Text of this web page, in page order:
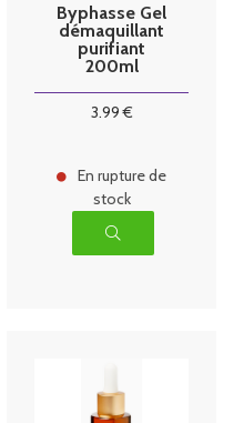
Byphasse Gel
démaquillant
purifiant
200ml
3.99€
En rupture de
stock